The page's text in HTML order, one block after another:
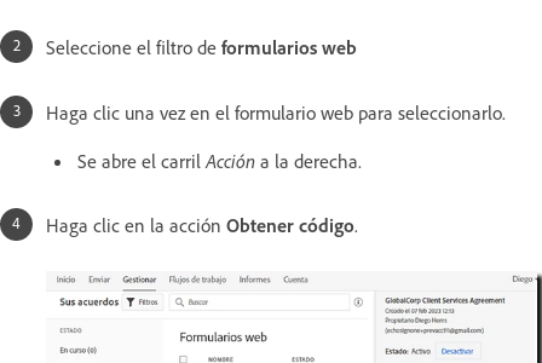
Seleccione el filtro de formularios web
Haga clic una vez en el formulario web para seleccionarlo.
Se abre el carril Acción a la derecha.
Haga clic en la acción Obtener código.